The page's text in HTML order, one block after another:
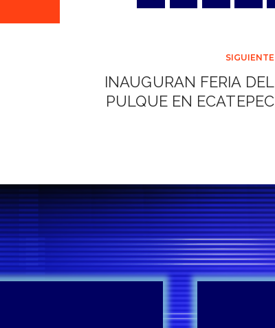
SIGUIENTE
INAUGURAN FERIA DEL
PULQUE EN ECATEPEC